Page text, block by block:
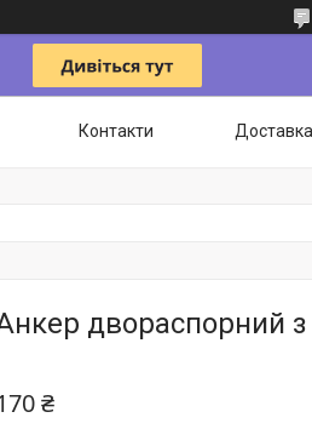
Контакти
двораспорний
₴